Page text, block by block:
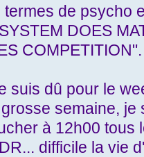
de psycho
DOES
COMPETITION".
suis dû pour le
semaine, je
à 12h00 tous
difficile la vie